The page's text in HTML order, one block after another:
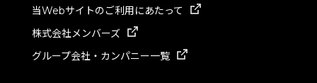
当Webサイトのご利用にあたって
株式会社メンバーズ
グループ会社・カンパニー一覧